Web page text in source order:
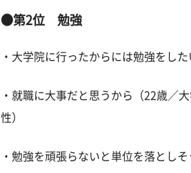
●第2位 勉強
・大学院に行ったからには勉強をし
・就職に大事だと思うから（22歳／
性）
・勉強を頑張らないと単位を落とし